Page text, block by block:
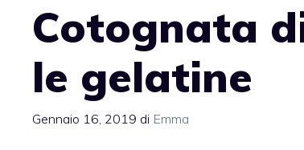
Cotognata
le gelatine
Gennaio 16, 2019 di Emma